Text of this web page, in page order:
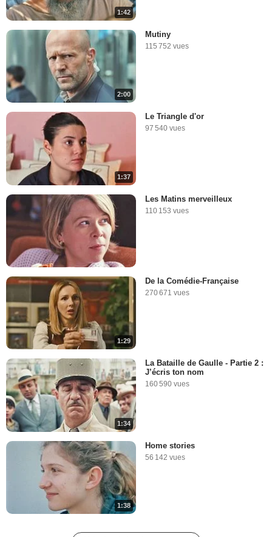
1:42
2:00
Mutiny
115 752 vues
1:37
Le Triangle d'or
97 540 vues
Les Matins merveilleux
110 153 vues
1:29
De la Comédie-Française
270 671 vues
1:34
La Bataille de Gaulle - Partie 2 :
J’écris ton nom
160 590 vues
1:38
Home stories
56 142 vues